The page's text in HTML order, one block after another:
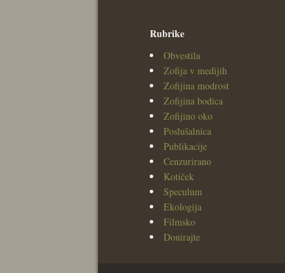
Rubrike
Obvestila
Zofija v medijih
Zofijina modrost
Zofijina bodica
Zofijino oko
Poslušalnica
Publikacije
Cenzurirano
Kotiček
Speculum
Ekologija
Filmsko
Donirajte